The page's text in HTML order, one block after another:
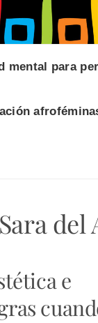
mental para
Sara del
e